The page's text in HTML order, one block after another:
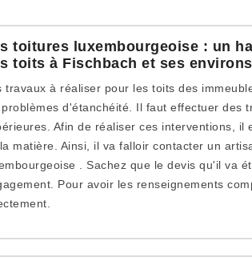
toitures luxembourgeoise : un
toits à Fischbach et ses environs
travaux à réaliser pour les toits des
problèmes d'étanchéité. Il faut effectuer des
Afin de réaliser ces interventions,
matière. Ainsi, il va falloir contacter un
. Sachez que le devis qu'il va
Pour avoir les renseignements